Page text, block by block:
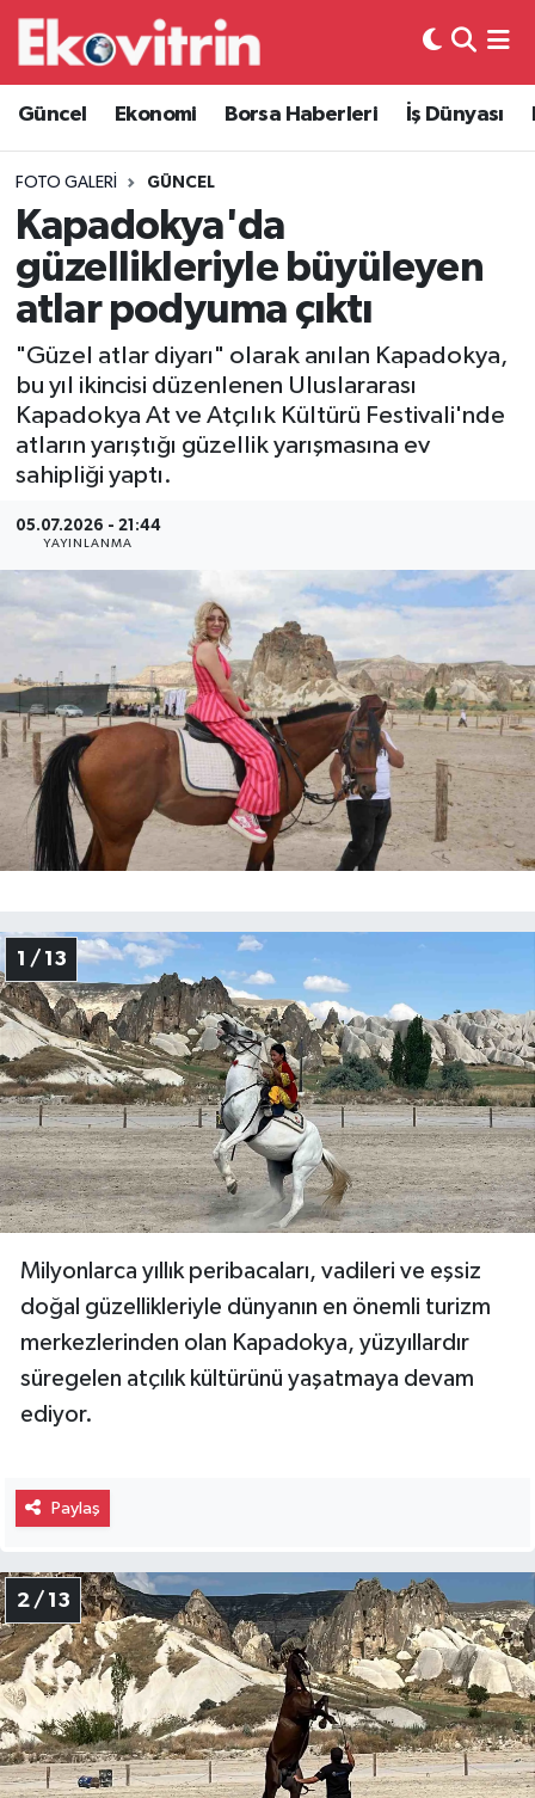
Güncel Ekonomi Borsa Haberleri İş Dünyası
FOTO GALERI GÜNCEL
Kapadokya'da
güzellikleriyle büyüleyen
atlar podyuma çıktı
"Güzel atlar diyarı" olarak anılan Kapadokya,
bu yıl ikincisi düzenlenen Uluslararası
Kapadokya At ve Atçılık Kültürü Festivali'nde
atların yarıştığı güzellik yarışmasına ev
sahipliği yaptı.
05.07.2026 - 21:44
YAYINLANMA
1 / 13
Milyonlarca yıllık peribacaları, vadileri ve eşsiz
doğal güzellikleriyle dünyanın en önemli turizm
merkezlerinden olan Kapadokya, yüzyıllardır
süregelen atçılık kültürünü yaşatmaya devam
ediyor.
Paylaş
2 / 13
Güncel
Ekonomi
Borsa Haberleri
İş Dünyası
Lojistik
Otovitrin
Asayiş
Magazin
Gayrimenkul
Eğitim
Hava Durumu
Trafik Durumu
Süper Lig Puan Durumu ve Fikstür
Tüm Manşetler
Son Dakika Haberleri
Haber Arşivi